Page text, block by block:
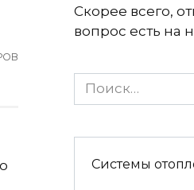
Скорее всего,
вопрос есть на
Search
for:
Системы